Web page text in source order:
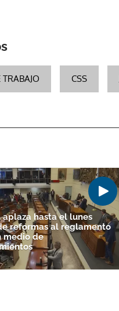
CSS
aplaza hasta el lunes
reformas al reglamento
medio de